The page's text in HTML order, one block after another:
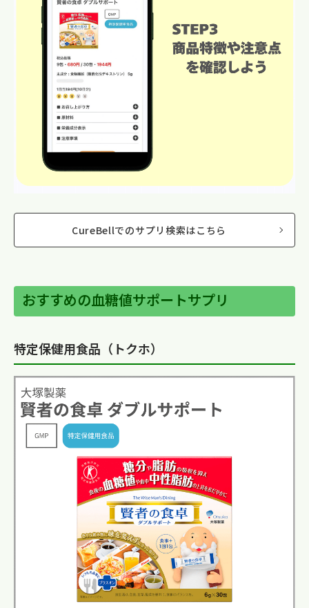
CureBellでのサプリ検索はこちら
おすすめの血糖値サポートサプリ
特定保健用食品（トクホ）